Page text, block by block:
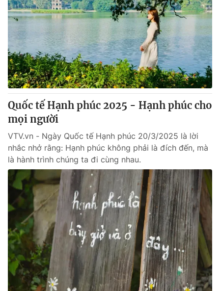
Quốc tế Hạnh phúc 2025 - Hạnh phúc cho
mọi người
VTV.vn - Ngày Quốc tế Hạnh phúc 20/3/2025 là lời
nhắc nhở rằng: Hạnh phúc không phải là đích đến, mà
là hành trình chúng ta đi cùng nhau.